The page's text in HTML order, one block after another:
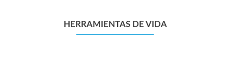
HERRAMIENTAS DE VIDA